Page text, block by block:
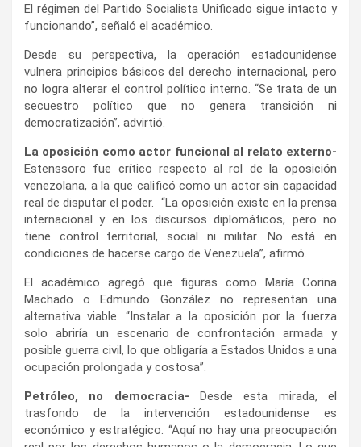
El régimen del Partido Socialista Unificado sigue intacto y
funcionando”, señaló el académico.
Desde su perspectiva, la operación estadounidense
vulnera principios básicos del derecho internacional, pero
no logra alterar el control político interno. “Se trata de un
secuestro político que no genera transición ni
democratización”, advirtió.
La oposición como actor funcional al relato externo-
Estenssoro fue crítico respecto al rol de la oposición
venezolana, a la que calificó como un actor sin capacidad
real de disputar el poder. “La oposición existe en la prensa
internacional y en los discursos diplomáticos, pero no
tiene control territorial, social ni militar. No está en
condiciones de hacerse cargo de Venezuela”, afirmó.
El académico agregó que figuras como María Corina
Machado o Edmundo González no representan una
alternativa viable. “Instalar a la oposición por la fuerza
solo abriría un escenario de confrontación armada y
posible guerra civil, lo que obligaría a Estados Unidos a una
ocupación prolongada y costosa”.
Petróleo, no democracia- Desde esta mirada, el
trasfondo de la intervención estadounidense es
económico y estratégico. “Aquí no hay una preocupación